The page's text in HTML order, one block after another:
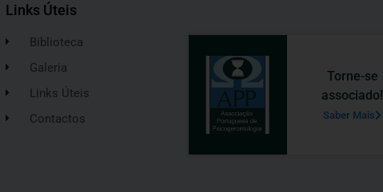
Links Úteis
Biblioteca
Galeria
Links Úteis
Contactos
Torne-se
associado!
Saber Mais